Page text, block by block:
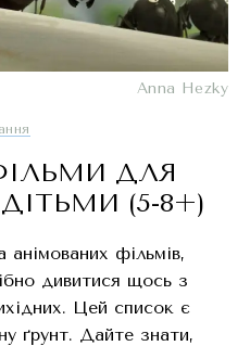
Anna Hezky
ДЛЯ
(5-8+)
анімованих фільмів,
дивитися щось з
Цей список є
ґрунт. Дайте знати,